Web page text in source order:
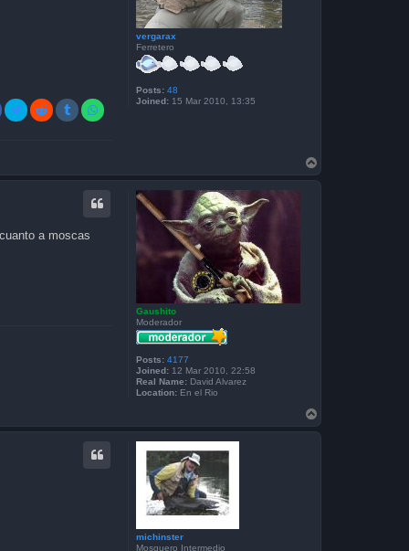
vergarax
Ferretero
Posts: 48
Joined: 15 Mar 2010, 13:35
o
p
Gaushito
Moderador
Posts: 4177
Joined: 12 Mar 2010, 22:58
Real Name: David Alvarez
Location: En el Rio
a moscas
o
p
michinster
Mosquero Intermedio